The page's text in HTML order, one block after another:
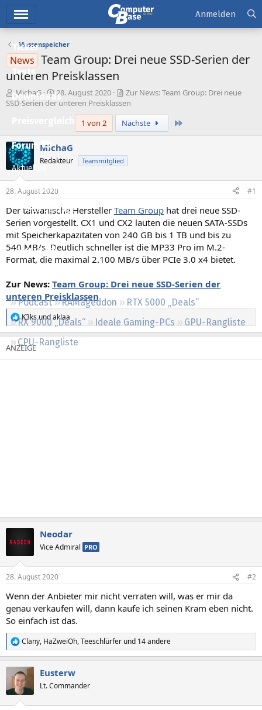
Ticker
Tests
Downloads
Forum
Aktuelles
Empfohlene Inhalte
Neue Beiträge
Neueste Aktivitäten
Leserartikel
Podcast RAMageddon
RTX 5000 „Deals“
RX 9000 „Deals“
Ideale Gaming-PCs
GPU-Rangliste
CPU-Rangliste
Anmelden
Massenspeicher
News Team Group: Drei neue SSD-Serien der
unteren Preisklassen
E
r
l
l
e
r
MichaG
E
r
l
l
t
m
28. August 2020
Zur News: Team Group: Drei neue
SSD-Serien der unteren Preisklassen
1 von 2
Nächste
MichaG
Redakteur Teammitglied
28. August 2020 #1
Der taiwanische Hersteller Team Group hat drei neue SSD-
Serien vorgestellt. CX1 und CX2 lauten die neuen SATA-SSDs
mit Speicherkapazitäten von 240 GB bis 1 TB und bis zu
540 MB/s. Deutlich schneller ist die MP33 Pro im M.2-
Format, die maximal 2.100 MB/s über PCIe 3.0 x4 bietet.
Zur News: Team Group: Drei neue SSD-Serien der
unteren Preisklassen
R
e
a
k
t
K3ksundaklaa
Neodar
Vice Admiral PRO
28. August 2020 #2
Wenn der Anbieter mir nicht verraten will, was er mir da
genau verkaufen will, dann kaufe ich seinen Kram eben nicht.
So einfach ist das.
R
e
i
Clany, HaZweiOh,Teeschlürfer und 14 andere
Eusterw
Lt. Commander